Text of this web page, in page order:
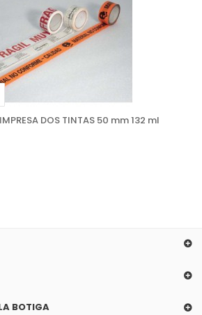
DOS TINTAS 50 mm 132 ml
BOTIGA